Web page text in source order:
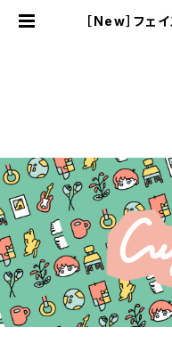
［New］フ